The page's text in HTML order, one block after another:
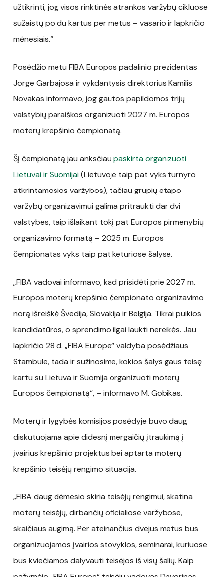
užtikrinti, jog visos rinktinės atrankos varžybų cikluose
sužaistų po du kartus per metus – vasario ir lapkričio
mėnesiais.“
Posėdžio metu FIBA Europos padalinio prezidentas
Jorge Garbajosa ir vykdantysis direktorius Kamilis
Novakas informavo, jog gautos papildomos trijų
valstybių paraiškos organizuoti 2027 m. Europos
moterų krepšinio čempionatą.
Šį čempionatą jau anksčiau paskirta organizuoti
Lietuvai ir Suomijai(Lietuvoje taip pat vyks turnyro
atkrintamosios varžybos), tačiau grupių etapo
varžybų organizavimui galima pritraukti dar dvi
valstybes, taip išlaikant tokį pat Europos pirmenybių
organizavimo formatą – 2025 m. Europos
čempionatas vyks taip pat keturiose šalyse.
„FIBA vadovai informavo, kad prisidėti prie 2027 m.
Europos moterų krepšinio čempionato organizavimo
norą išreiškė Švedija, Slovakija ir Belgija. Tikrai puikios
kandidatūros, o sprendimo ilgai laukti nereikės. Jau
lapkričio 28 d. „FIBA Europe“ valdyba posėdžiaus
Stambule, tada ir sužinosime, kokios šalys gaus teisę
kartu su Lietuva ir Suomija organizuoti moterų
Europos čempionatą“, – informavo M. Gobikas.
Moterų ir lygybės komisijos posėdyje buvo daug
diskutuojama apie didesnį mergaičių įtraukimą į
įvairius krepšinio projektus bei aptarta moterų
krepšinio teisėjų rengimo situacija.
„FIBA daug dėmesio skiria teisėjų rengimui, skatina
moterų teisėjų, dirbančių oficialiose varžybose,
skaičiaus augimą. Per ateinančius dvejus metus bus
organizuojamos įvairios stovyklos, seminarai, kuriuose
bus kviečiamos dalyvauti teisėjos iš visų šalių. Kaip